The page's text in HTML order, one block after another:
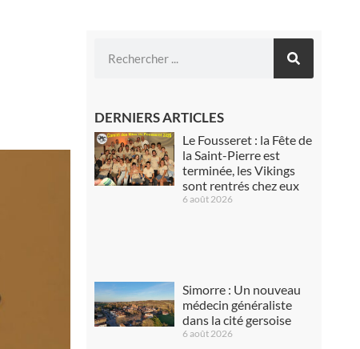
DERNIERS ARTICLES
Le Fousseret : la Fête de
la Saint-Pierre est
terminée, les Vikings
sont rentrés chez eux
6 août 2026
Simorre : Un nouveau
médecin généraliste
dans la cité gersoise
6 août 2026